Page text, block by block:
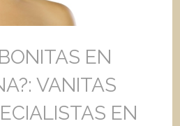
EN
VANITAS
EN